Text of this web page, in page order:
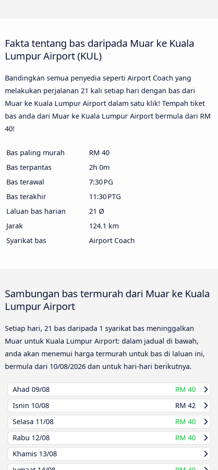
Fakta tentang bas daripada Muar ke Kuala
Lumpur Airport (KUL)
Bandingkan semua penyedia seperti Airport Coach yang
melakukan perjalanan 21 kali setiap hari dengan bas dari
Muar ke Kuala Lumpur Airport dalam satu klik! Tempah tiket
bas anda dari Muar ke Kuala Lumpur Airport bermula dari RM
40!
Bas paling murah
RM 40
Bas terpantas
2h 0m
Bas terawal
7:30 PG
Bas terakhir
11:30 PTG
Laluan bas harian
21 Ø
Jarak
124.1 km
Syarikat bas
Airport Coach
Sambungan bas termurah dari Muar ke Kuala
Lumpur Airport
Setiap hari, 21 bas daripada 1 syarikat bas meninggalkan
Muar untuk Kuala Lumpur Airport: dalam jadual di bawah,
anda akan menemui harga termurah untuk bas di laluan ini,
bermula dari 10/08/2026 dan untuk hari-hari berikutnya.
Ahad 09/08
RM 40
Isnin 10/08
RM 42
Selasa 11/08
RM 40
Rabu 12/08
RM 40
Khamis 13/08